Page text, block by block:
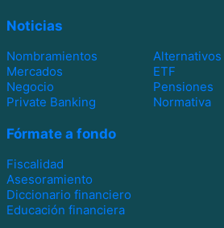
Noticias
Nombramientos
Alternativos
Mercados
ETF
Negocio
Pensiones
Private Banking
Normativa
Fórmate a fondo
Fiscalidad
Asesoramiento
Diccionario financiero
Educación financiera